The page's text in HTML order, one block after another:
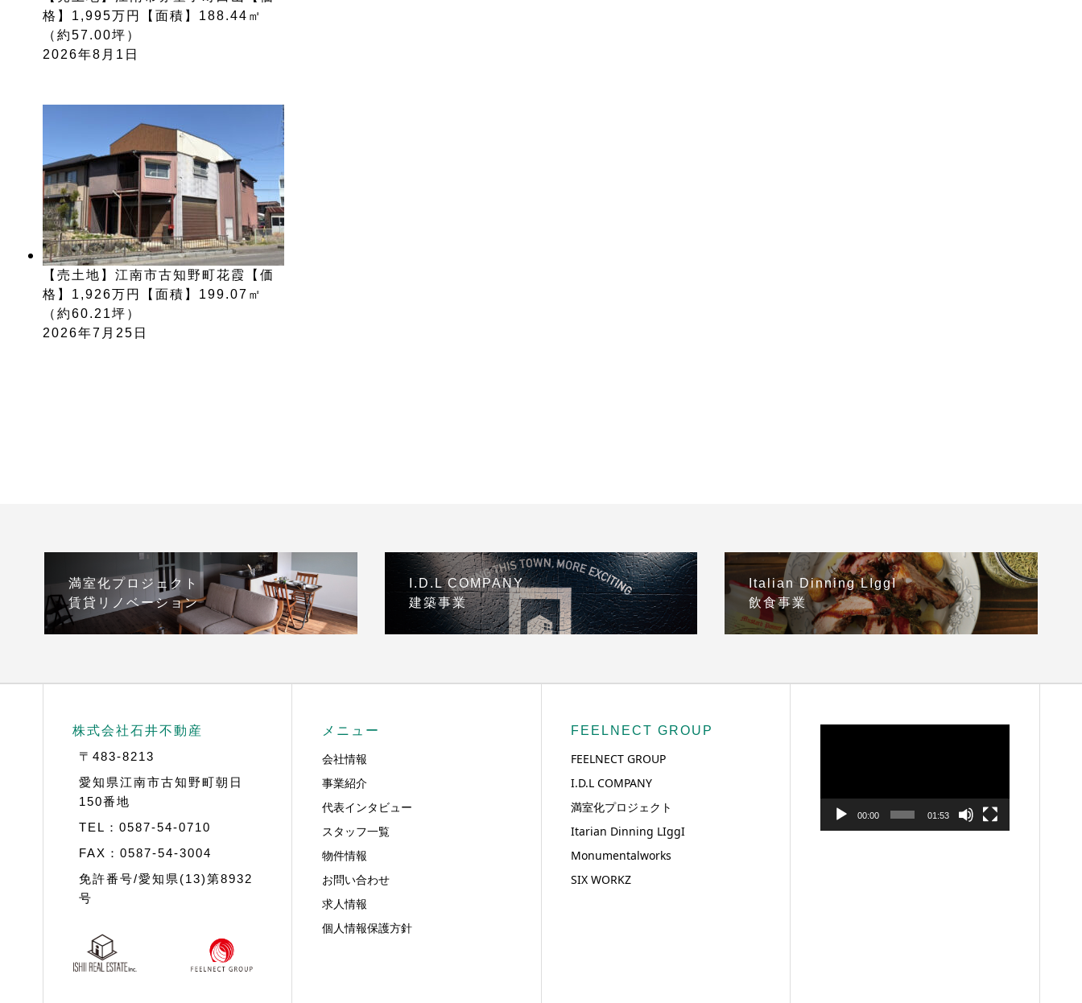
格】1,995万円【面積】188.44㎡
（約57.00坪）
2026年8月1日
【売土地】江南市古知野町花霞【価
格】1,926万円【面積】199.07㎡
（約60.21坪）
2026年7月25日
満室化プロジェクト
賃貸リノベーション
I.D.L COMPANY
建築事業
Italian Dinning LIggI
飲食事業
株式会社石井不動産
〒483-8213
愛知県江南市古知野町朝日
150番地
TEL：0587-54-0710
FAX：0587-54-3004
免許番号/愛知県(13)第8932
号
メニュー
会社情報
事業紹介
代表インタビュー
スタッフ一覧
物件情報
お問い合わせ
求人情報
個人情報保護方針
FEELNECT GROUP
FEELNECT GROUP
I.D.L COMPANY
満室化プロジェクト
Itarian Dinning LIggI
Monumentalworks
SIX WORKZ
動
ヤ
00:00 01:53